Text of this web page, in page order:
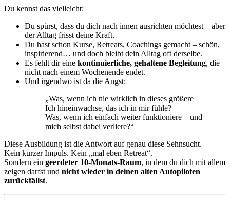
Du kennst das vielleicht:
Du spürst, dass du dich nach innen ausrichten möchtest – aber
der Alltag frisst deine Kraft.
Du hast schon Kurse, Retreats, Coachings gemacht – schön,
inspirierend… und doch bleibt dein Alltag oft derselbe.
Es fehlt dir eine kontinuierliche, gehaltene Begleitung, die
nicht nach einem Wochenende endet.
Und irgendwo ist da die Angst:
„Was, wenn ich nie wirklich in dieses größere
Ich hineinwachse, das ich in mir fühle?
Was, wenn ich einfach weiter funktioniere – und
mich selbst dabei verliere?“
Diese Ausbildung ist die Antwort auf genau diese Sehnsucht.
Kein kurzer Impuls. Kein „mal eben Retreat“.
Sondern ein geerdeter 10-Monats-Raum, in dem du dich mit allem
zeigen darfst und nicht wieder in deinen alten Autopiloten
zurückfällst.